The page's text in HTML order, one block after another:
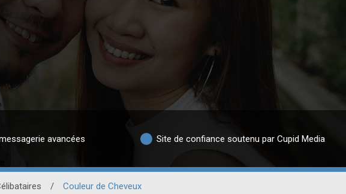
avancées Site de confiance soutenu par Cupid Media
/ Couleur de Cheveux